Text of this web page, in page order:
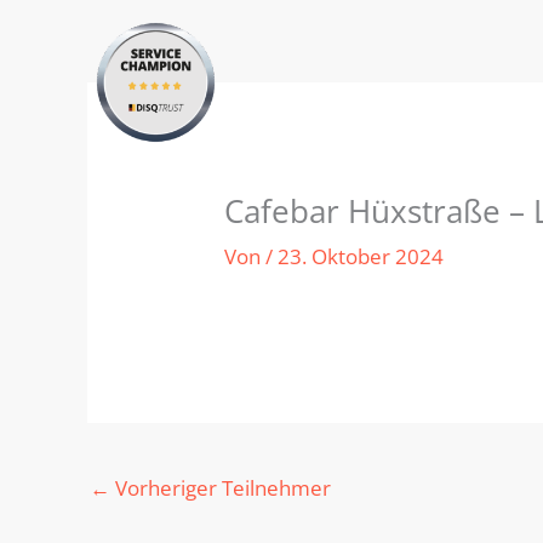
Cafebar Hüxstraße –
Von/23. Oktober 2024
← Vorheriger Teilnehmer